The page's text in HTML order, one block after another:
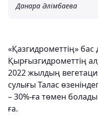
Данара Әлімбаева
«Қазгидрометтің»
Қырғызгидрометтің
2022 жылдың
сулығы Талас
– 30%-ға төмен
ға.